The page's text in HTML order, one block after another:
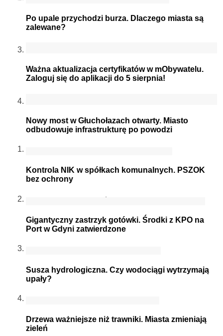
Po upale przychodzi burza. Dlaczego miasta są
zalewane?
Ważna aktualizacja certyfikatów w mObywatelu.
Zaloguj się do aplikacji do 5 sierpnia!
Nowy most w Głuchołazach otwarty. Miasto
odbudowuje infrastrukturę po powodzi
Kontrola NIK w spółkach komunalnych. PSZOK
bez ochrony
Gigantyczny zastrzyk gotówki. Środki z KPO na
Port w Gdyni zatwierdzone
Susza hydrologiczna. Czy wodociągi wytrzymają
upały?
Drzewa ważniejsze niż trawniki. Miasta zmieniają
zieleń